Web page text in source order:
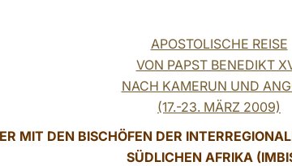
APOSTOLISCHE REISE
VON PAPST BENEDIKT
NACH KAMERUN UND
(17.-23. MÄRZ 2009)
MIT DEN BISCHÖFEN DER
SÜDLICHEN AFRIKA